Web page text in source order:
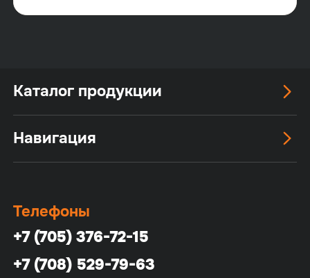
Каталог продукции
Навигация
Телефоны
+7 (705) 376-72-15
+7 (708) 529-79-63